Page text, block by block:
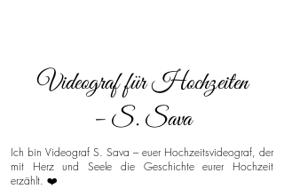
Videograf für Hochzeiten
– S. Sava
Ich bin Videograf S. Sava – euer Hochzeitsvideograf, der
mit Herz und Seele die Geschichte eurer Hochzeit
erzählt. ❤️